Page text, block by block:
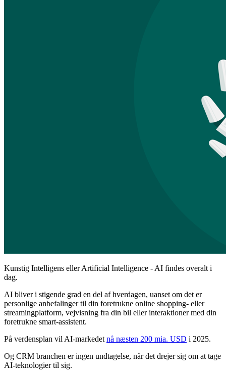
Kunstig Intelligens eller Artificial Intelligence - AI findes overalt i
dag.
AI bliver i stigende grad en del af hverdagen, uanset om det er
personlige anbefalinger til din foretrukne online shopping- eller
streamingplatform, vejvisning fra din bil eller interaktioner med din
foretrukne smart-assistent.
På verdensplan vil AI-markedet nå næsten 200 mia. USD i 2025.
Og CRM branchen er ingen undtagelse, når det drejer sig om at tage
AI-teknologier til sig.